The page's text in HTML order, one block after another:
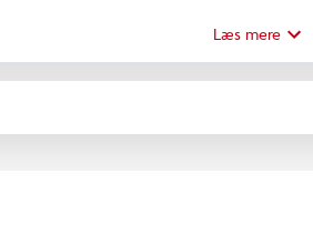
plantefelt, sand, afgrøder og et
flere sæt til en endnu større have.
in-game belønninger på Roblox.
Grow A Garden Massive Crops
Læs mere